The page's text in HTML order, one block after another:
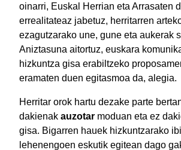
oinarri, Euskal Herrian eta Arrasaten
errealitateaz jabetuz, herritarren
ezagutzarako une, gune eta aukerak
Aniztasuna aitortuz, euskara
hizkuntza gisa erabiltzeko
eramaten duen egitasmoa da, alegia.
Herritar orok hartu dezake parte
dakienak auzotar moduan eta ez
gisa. Bigarren hauek hizkuntzarako
lehenengoen eskutik egitean dago